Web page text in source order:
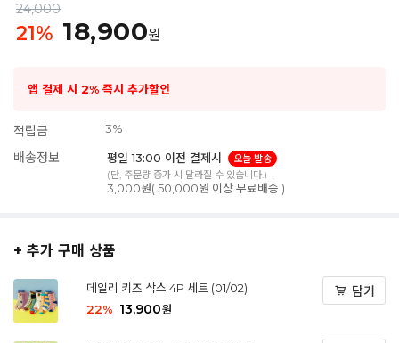
24,000
21% 18,900원
앱 결제 시 2% 즉시 추가할인
적립금 3%
배송정보 평일 13:00 이전 결제시
오늘 발송
(단, 주문량 증가 시 달라질 수 있습니다.)
3,000원( 50,000원 이상 무료배송 )
+ 추가 구매 상품
데일리 키즈 삭스 4P 세트 (01/02)
22% 13,900원
담기